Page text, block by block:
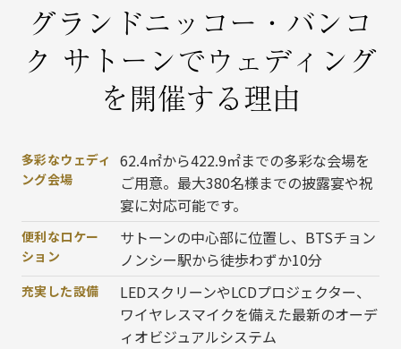
グランドニッコー・バンコ
ク サトーンでウェディング
を開催する理由
多彩なウェディ
ング会場
62.4㎡から422.9㎡までの多彩な会場を
ご用意。最大380名様までの披露宴や祝
宴に対応可能です。
便利なロケー
ション
サトーンの中心部に位置し、BTSチョン
ノンシー駅から徒歩わずか10分
充実した設備
LEDスクリーンやLCDプロジェクター、
ワイヤレスマイクを備えた最新のオーデ
ィオビジュアルシステム